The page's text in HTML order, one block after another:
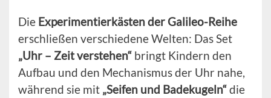
Die Experimentierkästen der Galileo-Reihe
erschließen verschiedene Welten: Das Set
„Uhr – Zeit verstehen“ bringt Kindern den
Aufbau und den Mechanismus der Uhr nahe,
während sie mit „Seifen und Badekugeln“die